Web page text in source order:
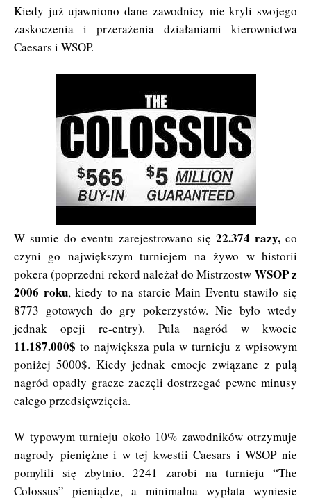
Kiedy już ujawniono dane zawodnicy nie kryli swojego
zaskoczenia i przerażenia działaniami kierownictwa
Caesars i WSOP.
W sumie do eventu zarejestrowano się22.374 razy, co
czyni go największym turniejem na żywo w historii
pokera (poprzedni rekord należał do Mistrzostw WSOP z
2006 roku, kiedy to na starcie Main Eventu stawiło się
8773 gotowych do gry pokerzystów. Nie było wtedy
jednak opcji re-entry). Pula nagród w kwocie
11.187.000$ to największa pula w turnieju z wpisowym
poniżej 5000$. Kiedy jednak emocje związane z pulą
nagród opadły gracze zaczęli dostrzegać pewne minusy
całego przedsięwzięcia.
W typowym turnieju około 10% zawodników otrzymuje
nagrody pieniężne i w tej kwestii Caesars i WSOP nie
pomylili się zbytnio. 2241 zarobi na turnieju “The
Colossus” pieniądze, a minimalna wypłata wyniesie